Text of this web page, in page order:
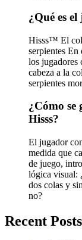
¿Qué es
Hisss™ El
serpientes En
los jugadores
cabeza a la
serpientes
¿Cómo se
Hisss?
El jugador
medida que
de juego,
lógica visual:
dos colas y
no?
Recent Posts